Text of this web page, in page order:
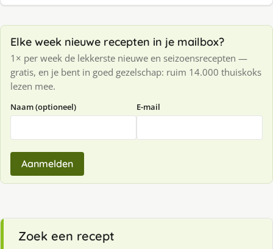
Elke week nieuwe recepten in je mailbox?
1× per week de lekkerste nieuwe en seizoensrecepten —
gratis, en je bent in goed gezelschap: ruim 14.000 thuiskoks
lezen mee.
Naam (optioneel) E-mail
Aanmelden
Zoek een recept